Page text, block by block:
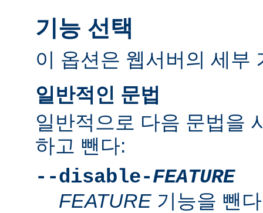
기능 선택
이 옵션은 웹서버의 세부
일반적인 문법
일반적으로 다음 문법을
하고 뺀다:
--disable-FEATURE
FEATURE 기능을 뺀